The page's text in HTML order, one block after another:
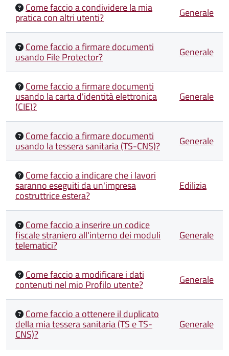
Come faccio a condividere la mia
pratica con altri utenti? Generale
Come faccio a firmare documenti
usando File Protector? Generale
Come faccio a firmare documenti
usando la carta d'identità elettronica
(CIE)?
Generale
Come faccio a firmare documenti
usando la tessera sanitaria (TS-CNS)? Generale
Come faccio a indicare che i lavori
saranno eseguiti da un'impresa
costruttrice estera?
Edilizia
Come faccio a inserire un codice
fiscale straniero all'interno dei moduli
telematici?
Generale
Come faccio a modificare i dati
contenuti nel mio Profilo utente? Generale
Come faccio a ottenere il duplicato
della mia tessera sanitaria (TS e TS-
CNS)?
Generale